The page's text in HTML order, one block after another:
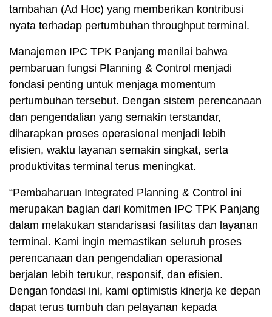
tambahan (Ad Hoc) yang memberikan kontribusi
nyata terhadap pertumbuhan throughput terminal.
Manajemen IPC TPK Panjang menilai bahwa
pembaruan fungsi Planning & Control menjadi
fondasi penting untuk menjaga momentum
pertumbuhan tersebut. Dengan sistem perencanaan
dan pengendalian yang semakin terstandar,
diharapkan proses operasional menjadi lebih
efisien, waktu layanan semakin singkat, serta
produktivitas terminal terus meningkat.
“Pembaharuan Integrated Planning & Control ini
merupakan bagian dari komitmen IPC TPK Panjang
dalam melakukan standarisasi fasilitas dan layanan
terminal. Kami ingin memastikan seluruh proses
perencanaan dan pengendalian operasional
berjalan lebih terukur, responsif, dan efisien.
Dengan fondasi ini, kami optimistis kinerja ke depan
dapat terus tumbuh dan pelayanan kepada